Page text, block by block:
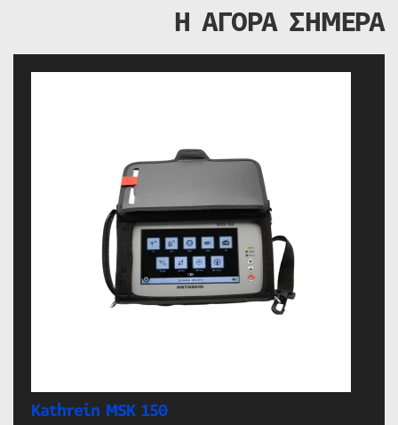
Η ΑΓΟΡΑ ΣΗΜΕΡΑ
Kathrein MSK 150